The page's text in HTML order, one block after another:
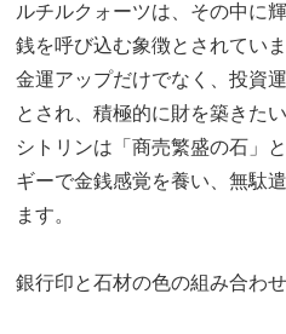
ルチルクォーツは、その中に
銭を呼び込む象徴とされていま
金運アップだけでなく、投資
とされ、積極的に財を築きた
シトリンは「商売繁盛の石」
ギーで金銭感覚を養い、無駄
ます。
銀行印と石材の色の組み合わせ